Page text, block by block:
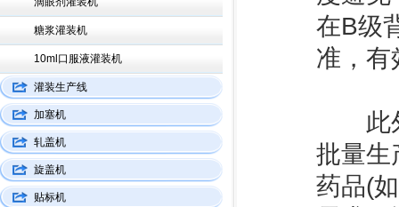
在B级
准，有
此外
批量生
药品(
糖浆灌装机
10ml口服液灌装机
灌装生产线
加塞机
轧盖机
旋盖机
贴标机